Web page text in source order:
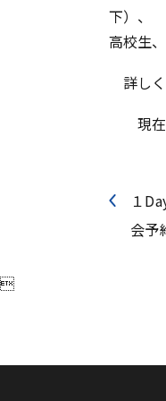
高校生
詳し
現在
１
会予
